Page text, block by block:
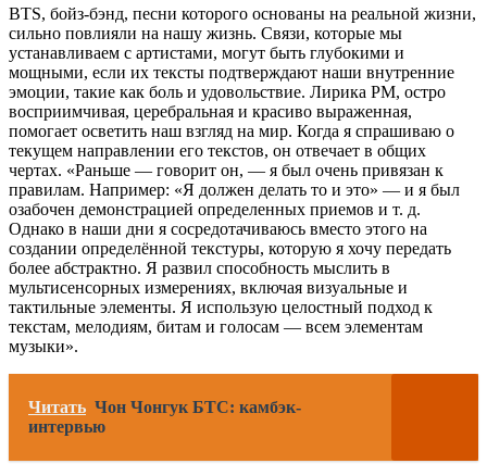
BTS, бойз-бэнд, песни которого основаны на реальной жизни,
сильно повлияли на нашу жизнь. Связи, которые мы
устанавливаем с артистами, могут быть глубокими и
мощными, если их тексты подтверждают наши внутренние
эмоции, такие как боль и удовольствие. Лирика РM, остро
восприимчивая, церебральная и красиво выраженная,
помогает осветить наш взгляд на мир. Когда я спрашиваю о
текущем направлении его текстов, он отвечает в общих
чертах. «Раньше — говорит он, — я был очень привязан к
правилам. Например: «Я должен делать то и это» — и я был
озабочен демонстрацией определенных приемов и т. д.
Однако в наши дни я сосредотачиваюсь вместо этого на
создании определённой текстуры, которую я хочу передать
более абстрактно. Я развил способность мыслить в
мультисенсорных измерениях, включая визуальные и
тактильные элементы. Я использую целостный подход к
текстам, мелодиям, битам и голосам — всем элементам
музыки».
Читать Чон Чонгук БТС: камбэк-
интервью